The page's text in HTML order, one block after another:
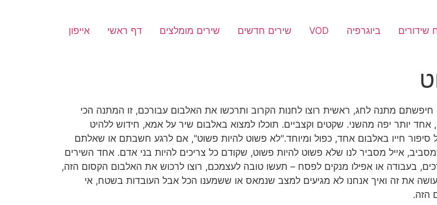
שידורים ביוגרפיה VOD שירים חדשים שירים מומלצים דף ראשי אייפון
מתנה לחג, ראשית רוצו לחנות הקרוב ותרכשו את האלבום עבורכם, זו המתנה הכי
יותר יפה מהשני. שקטים וקצביים. תוכלו למצוא באלבום שיר על אמא, חידוש ללהיט
חייו באלבום אחד, כפול ומיוחד."לא פשוט להיות פשוט", אם לרגע חשבתם או שאלתם
אייל מסביר לנו שלא פשוט להיות פשוט, שקודם כל צריכים להיות בני אדם. אחד השירים
בעבודה או אפילו מנקים לפסח – תעשו טובה לעצמכם, רוצו לרכוש את האלבום הקסום הזה,
את זה ואיך אנחנו לא מגיעים למצב שנמאס או ששמענו הכל אבל העובדות בשטח, אי
הזה.